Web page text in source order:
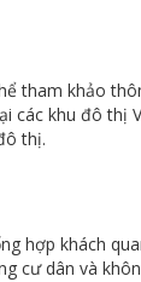
tham khảo
các khu đô thị
thị.
hợp khách
cư dân và